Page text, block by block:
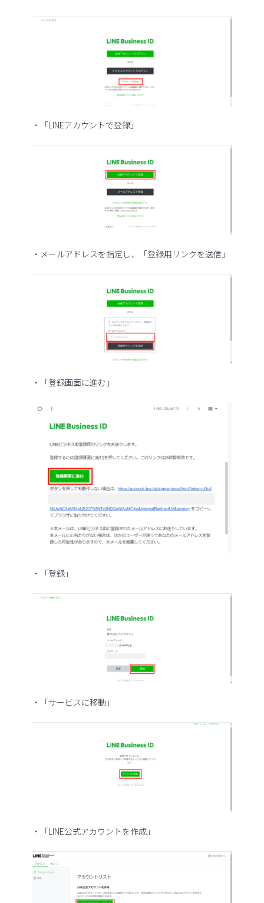
・「LINEアカウントで登録」
・メールアドレスを指定し、「登録用リンクを送信」
・「登録画面に進む」
・「登録」
・「サービスに移動」
・「LINE公式アカウントを作成」